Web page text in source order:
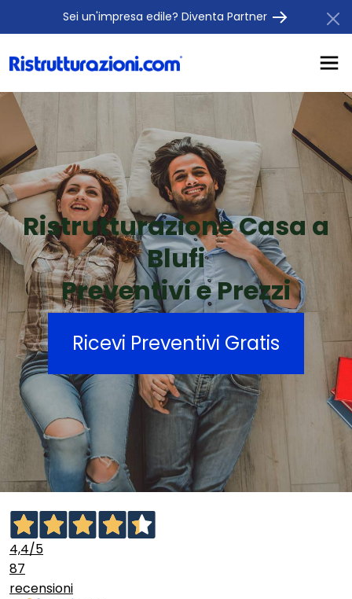
Sei un'impresa edile? Diventa Partner
Ristrutturazione Casa a
Blufi
Preventivi e Prezzi
Ricevi Preventivi Gratis
4,4/5
87
recensioni